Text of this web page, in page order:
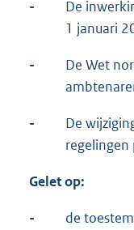
-
De
1 januari
-
De Wet
-
De
Gelet op:
-
de